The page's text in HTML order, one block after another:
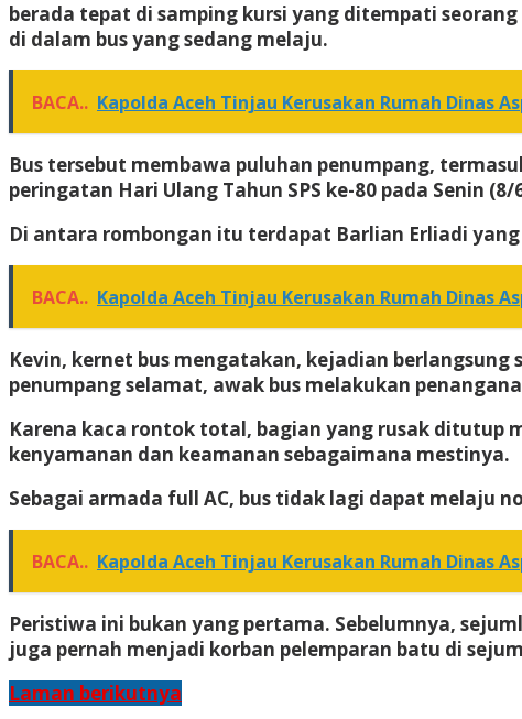
berada tepat di samping kursi yang ditempati
di dalam bus yang sedang melaju.
BACA.. Kapolda Aceh Tinjau Kerusakan Rumah Dinas
Bus tersebut membawa puluhan penumpang,
peringatan Hari Ulang Tahun SPS ke-80 pada Senin (8/
Di antara rombongan itu terdapat Barlian Erliadi
BACA.. Kapolda Aceh Tinjau Kerusakan Rumah Dinas
Kevin, kernet bus mengatakan, kejadian
penumpang selamat, awak bus melakukan
Karena kaca rontok total, bagian yang rusak ditutup
kenyamanan dan keamanan sebagaimana mestinya.
Sebagai armada full AC, bus tidak lagi dapat melaju
BACA.. Kapolda Aceh Tinjau Kerusakan Rumah Dinas
Peristiwa ini bukan yang pertama. Sebelumnya,
juga pernah menjadi korban pelemparan batu di
Laman berikutnya